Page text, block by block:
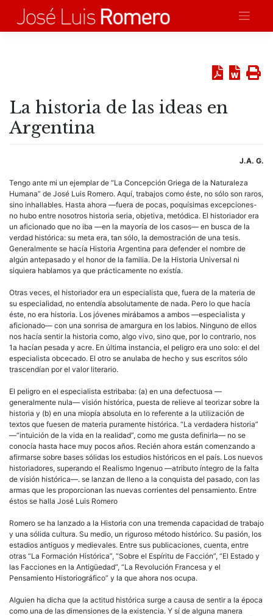
contenido
La historia de las ideas en
Argentina
J.A. G.
Tengo ante mi un ejemplar de “La Concepción Griega de la Naturaleza
Humana” de José Luis Romero. Aquí, trabajos como éste, no sólo son raros,
sino inhallables. Hasta ahora —fuera de pocas, poquísimas excepciones-
no hubo entre nosotros historia seria, objetiva, metódica. El historiador era
un aficionado que no iba —en la mayoría de los casos— en busca de la
verdad histórica: su meta era, tan sólo, la demostración de una tesis.
Generalmente se hacía Historia Argentina para defender el nombre de
algún antepasado y el honor de la familia. De la Historia Universal ni
siquiera hablamos ya que prácticamente no existía.
Otras veces, el historiador era un especialista que, fuera de la materia de
su especialidad, no entendía absolutamente de nada. Pero lo que hacía
éste, no era historia. Los jóvenes mirábamos a ambos —especialista y
aficionado— con una sonrisa de amargura en los labios. Ninguno de ellos
nos hacía sentir la historia como, algo vivo, sino que, por lo contrario, nos
1a hacían pesada y acre. En última instancia, el peligro era uno solo: el del
especialista obcecado. El otro se anulaba de hecho y sus escritos sólo
trascendían por el valor literario.
El peligro en el especialista estribaba: (a) en una defectuosa —
generalmente nula— visión histórica, puesta de relieve al teorizar sobre la
historia y (b) en una miopía absoluta en lo referente a la utilización de
textos que fuesen de materia puramente histórica. “La verdadera historia”
—“intuición de la vida en la realidad”, como me gusta definirla— no se
conocía hasta hace muy pocos años. Recién ahora están comenzando a
afirmarse sobre bases sólidas los estudios históricos en el país. Los nuevos
historiadores, superando el Realismo Ingenuo —atributo íntegro de la falta
de visión histórica—. se lanzan de lleno a la conquista del pasado, con las
armas que les proporcionan las nuevas corrientes del pensamiento. Entre
éstos se halla José Luis Romero
Romero se ha lanzado a la Historia con una tremenda capacidad de trabajo
y una sólida cultura. Su medio, un riguroso método histórico. Su pasión, los
estadios antiguos y medievales. Entre sus publicaciones, cuenta, entre
otras “La Formación Histórica”, “Sobre el Espíritu de Facción”, “El Estado y
las Facciones en la Antigüedad”, “La Revolución Francesa y el
Pensamiento Historiográfico” y la que ahora nos ocupa.
Alguien ha dicha que la actitud histórica surge a causa de sentir a la época
como una de las dimensiones de la existencia. Y sí de alguna manera